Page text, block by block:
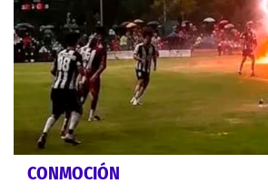
CONMOCIÓN